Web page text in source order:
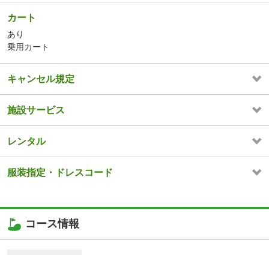
カート
あり
乗用カート
キャンセル規定
施設サービス
レンタル
服装指定・ドレスコード
コース情報